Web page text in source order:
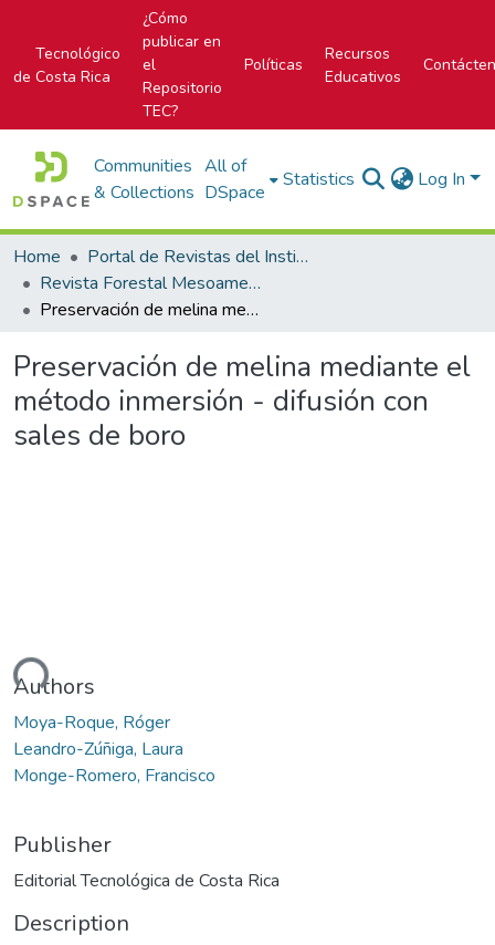
Tecnológico
de Costa Rica
¿Cómo
publicar en
el
Repositorio
TEC?
Políticas
Recursos
Educativos
Communities
& Collections
All of
DSpace
Statistics Log In
Home
Portal de Revistas del Instituto Tecnológico de Costa Rica
Revista Forestal Mesoamericana Kurú
Preservación de melina mediante el método inmersión - difusión con sales de boro
Preservación de melina mediante el
método inmersión - difusión con
sales de boro
Authors
Moya-Roque, Róger
Leandro-Zúñiga, Laura
Monge-Romero, Francisco
Publisher
Editorial Tecnológica de Costa Rica
Description